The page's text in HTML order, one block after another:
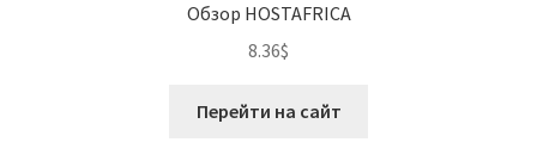
Обзор HOSTAFRICA
8.36$
Перейти на сайт